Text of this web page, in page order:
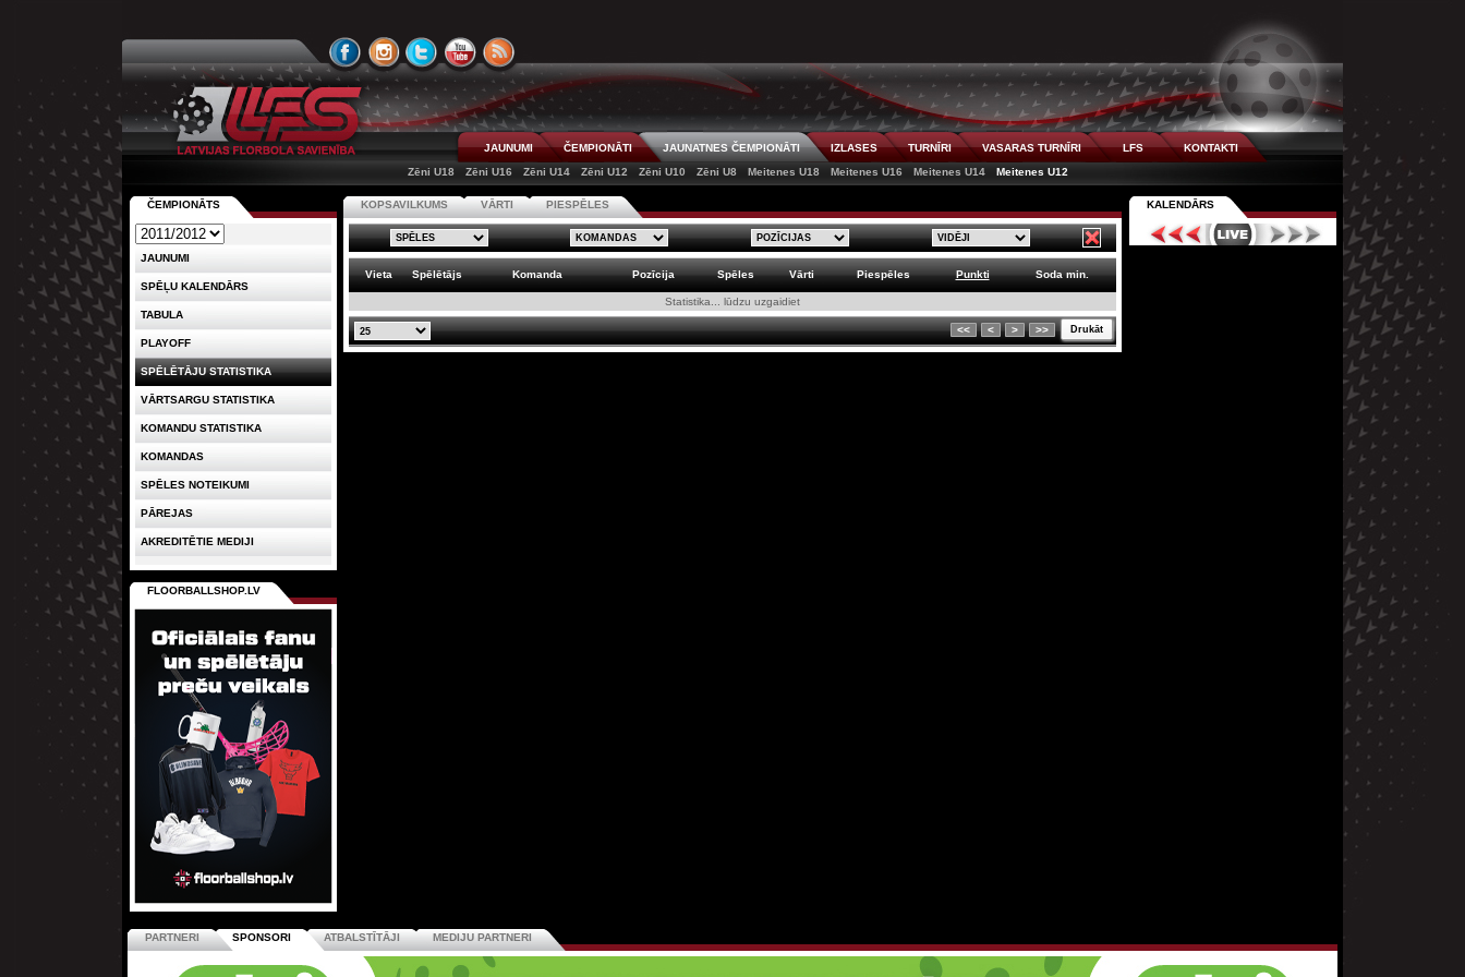
JAUNUMI ČEMPIONĀTI JAUNATNES ČEMPIONĀTI IZLASES TURNĪRI VASARAS TURNĪRI LFS
KONTAKTI
Zēni U18
Zēni U16 Zēni U14 Zēni U12 Zēni U10 Zēni U8 Meitenes U18 Meitenes U16 Meitenes U14 Meitenes U12
KOPSAVILKUMS VĀRTI PIESPĒLES
Vieta Spēlētājs Komanda Pozīcija Spēles Vārti Piespēles Punkti Soda min.
Statistika... lūdzu uzgaidiet
Drukāt
<< < > >>
ČEMPIONĀTS
JAUNUMI
SPĒĻU KALENDĀRS
TABULA
PLAYOFF
SPĒLĒTĀJU STATISTIKA
VĀRTSARGU STATISTIKA
KOMANDU STATISTIKA
KOMANDAS
SPĒLES NOTEIKUMI
PĀREJAS
AKREDITĒTIE MEDIJI
FLOORBALLSHOP.LV
KALENDĀRS
PARTNERI SPONSORI ATBALSTĪTĀJI MEDIJU PARTNERI